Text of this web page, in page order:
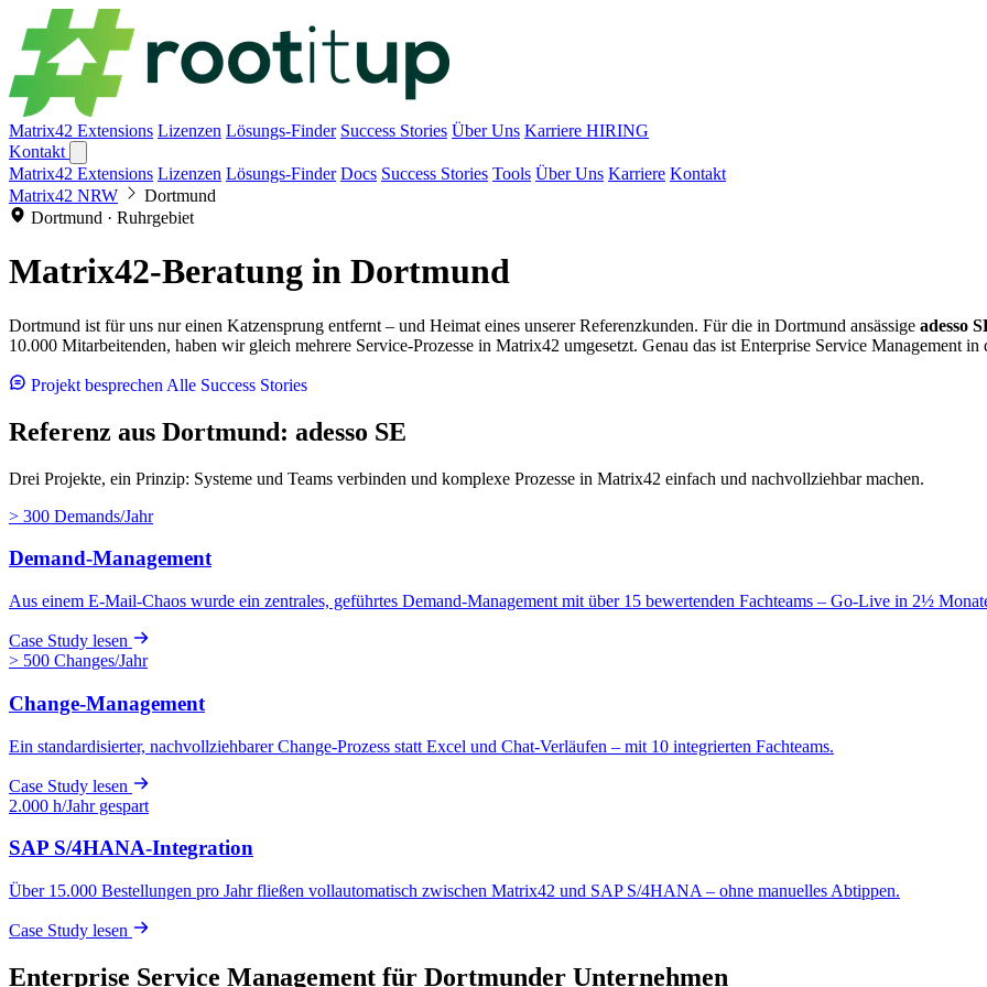
Matrix42 Extensions Lizenzen Lösungs-Finder Success Stories Über Uns Karriere HIRING
Kontakt
Matrix42 Extensions Lizenzen Lösungs-Finder Docs Success Stories Tools Über Uns Karriere Kontakt
Matrix42 NRW
Dortmund
Dortmund · Ruhrgebiet
Matrix42-Beratung in Dortmund
Dortmund ist für uns nur einen Katzensprung entfernt – und Heimat eines unserer Referenzkunden. Für die in Dortmund ansässige adesso
10.000 Mitarbeitenden, haben wir gleich mehrere Service-Prozesse in Matrix42 umgesetzt. Genau das ist Enterprise Service Management
Projekt besprechen Alle Success Stories
Referenz aus Dortmund: adesso SE
Drei Projekte, ein Prinzip: Systeme und Teams verbinden und komplexe Prozesse in Matrix42 einfach und nachvollziehbar machen.
> 300 Demands/Jahr
Demand-Management
Aus einem E-Mail-Chaos wurde ein zentrales, geführtes Demand-Management mit über 15 bewertenden Fachteams – Go-Live in 2½
Case Study lesen
> 500 Changes/Jahr
Change-Management
Ein standardisierter, nachvollziehbarer Change-Prozess statt Excel und Chat-Verläufen – mit 10 integrierten Fachteams.
Case Study lesen
2.000 h/Jahr gespart
SAP S/4HANA-Integration
Über 15.000 Bestellungen pro Jahr fließen vollautomatisch zwischen Matrix42 und SAP S/4HANA – ohne manuelles Abtippen.
Case Study lesen
Enterprise Service Management für Dortmunder Unternehmen